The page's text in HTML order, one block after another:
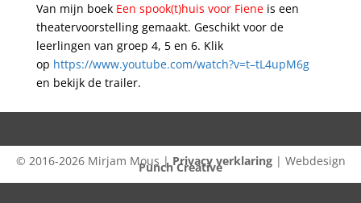
Van mijn boek Een spook(t)huis voor Fiene is een
theatervoorstelling gemaakt. Geschikt voor de
leerlingen van groep 4, 5 en 6. Klik
op https://www.youtube.com/watch?v=t–tL4upM6g
en bekijk de trailer.
© 2016-2026 Mirjam Mous | Privacy verklaring| Webdesign
Punch Creative